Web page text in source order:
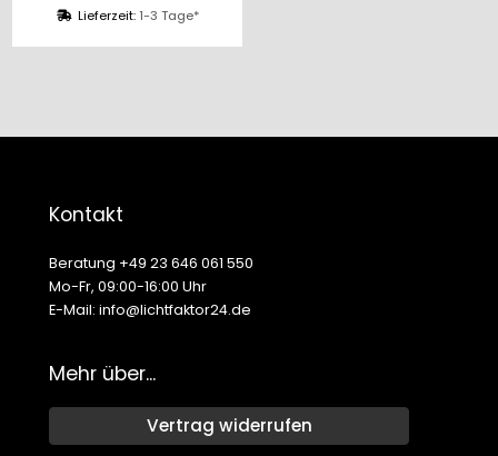
Lieferzeit:1-3 Tage*
Kontakt
Beratung +49 23 646 061 550
Mo-Fr, 09:00-16:00 Uhr
E-Mail: info@lichtfaktor24.de
Mehr über...
Vertrag widerrufen